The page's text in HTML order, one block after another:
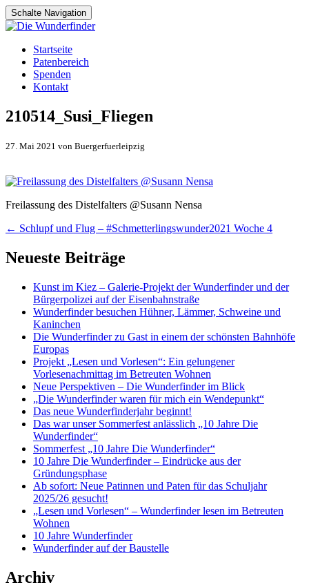
Schalte Navigation
Zum
Inhalt
springen
Startseite
Patenbereich
Spenden
Kontakt
210514_Susi_Fliegen
27. Mai 2021 von Buergerfuerleipzig
Freilassung des Distelfalters @Susann Nensa
Artikel-
Navigation
← Schlupf und Flug – #Schmetterlingswunder2021 Woche 4
Neueste Beiträge
Kunst im Kiez – Galerie-Projekt der Wunderfinder und der
Bürgerpolizei auf der Eisenbahnstraße
Wunderfinder besuchen Hühner, Lämmer, Schweine und
Kaninchen
Die Wunderfinder zu Gast in einem der schönsten Bahnhöfe
Europas
Projekt „Lesen und Vorlesen“: Ein gelungener
Vorlesenachmittag im Betreuten Wohnen
Neue Perspektiven – Die Wunderfinder im Blick
„Die Wunderfinder waren für mich ein Wendepunkt“
Das neue Wunderfinderjahr beginnt!
Das war unser Sommerfest anlässlich „10 Jahre Die
Wunderfinder“
Sommerfest „10 Jahre Die Wunderfinder“
10 Jahre Die Wunderfinder – Eindrücke aus der
Gründungsphase
Ab sofort: Neue Patinnen und Paten für das Schuljahr
2025/26 gesucht!
„Lesen und Vorlesen“ – Wunderfinder lesen im Betreuten
Wohnen
10 Jahre Wunderfinder
Wunderfinder auf der Baustelle
Archiv